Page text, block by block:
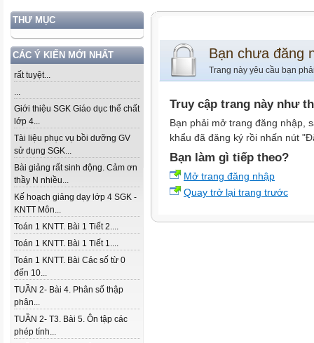
THƯ MỤC
CÁC Ý KIẾN MỚI NHẤT
rất tuyệt...
...
Giới thiệu SGK Giáo dục thể chất
lớp 4...
Tài liệu phục vụ bồi dưỡng GV
sử dụng SGK...
Bài giảng rất sinh động. Cảm ơn
thầy N nhiều...
Kế hoạch giảng dạy lớp 4 SGK -
KNTT Môn...
Toán 1 KNTT. Bài 1 Tiết 2....
Toán 1 KNTT. Bài 1 Tiết 1....
Toán 1 KNTT. Bài Các số từ 0
đến 10...
TUẦN 2- Bài 4. Phân số thập
phân...
TUẦN 2- T3. Bài 5. Ôn tập các
phép tính...
Bạn chưa đăng
Trang này yêu cầu bạn
Truy cập trang này như
Bạn phải mở trang đăng nhập,
khẩu đã đăng ký rồi nhấn nút
Bạn làm gì tiếp theo?
Mở trang đăng nhập
Quay trở lại trang trước